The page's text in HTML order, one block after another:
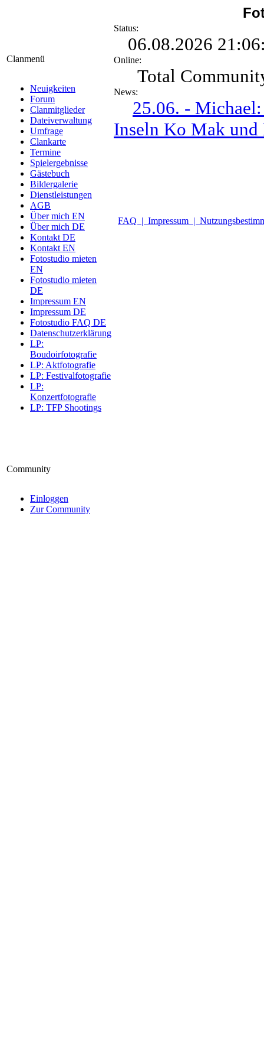
Clanmenü
Neuigkeiten
Forum
Clanmitglieder
Dateiverwaltung
Umfrage
Clankarte
Termine
Spielergebnisse
Gästebuch
Bildergalerie
Dienstleistungen
AGB
Über mich EN
Über mich DE
Kontakt DE
Kontakt EN
Fotostudio mieten
EN
Fotostudio mieten
DE
Impressum EN
Impressum DE
Fotostudio FAQ DE
Datenschutzerklärung
LP:
Boudoirfotografie
LP: Aktfotografie
LP: Festivalfotografie
LP:
Konzertfotografie
LP: TFP Shootings
Community
Einloggen
Zur Community
Status:
06.08.2026
Online:
Total
News:
25.06. -
Inseln Ko Mak und
FAQ | Impressum |